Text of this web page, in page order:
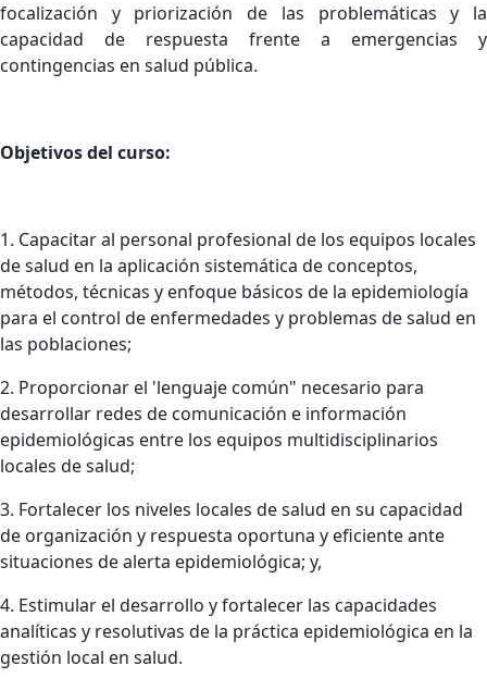
focalización y priorización de las problemáticas y la
capacidad de respuesta frente a emergencias y
contingencias en salud pública.
Objetivos del curso:
1. Capacitar al personal profesional de los equipos locales
de salud en la aplicación sistemática de conceptos,
métodos, técnicas y enfoque básicos de la epidemiología
para el control de enfermedades y problemas de salud en
las poblaciones;
2. Proporcionar el 'lenguaje común" necesario para
desarrollar redes de comunicación e información
epidemiológicas entre los equipos multidisciplinarios
locales de salud;
3. Fortalecer los niveles locales de salud en su capacidad
de organización y respuesta oportuna y eficiente ante
situaciones de alerta epidemiológica; y,
4. Estimular el desarrollo y fortalecer las capacidades
analíticas y resolutivas de la práctica epidemiológica en la
gestión local en salud.